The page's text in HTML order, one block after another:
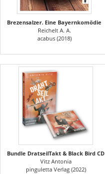
Brezensalzer. Eine Bayernkomödie
Reichelt A. A.
acabus (2018)
Bundle DratseilTakt & Black Bird CD
Vitz Antonia
pinguletta Verlag (2022)